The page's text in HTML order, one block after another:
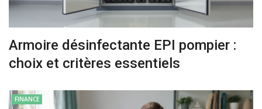
Armoire désinfectante EPI pompier :
choix et critères essentiels
FINANCE